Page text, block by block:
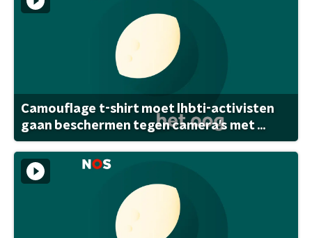
Camouflage t-shirt moet lhbti-activisten
gaan beschermen tegen camera's met ...